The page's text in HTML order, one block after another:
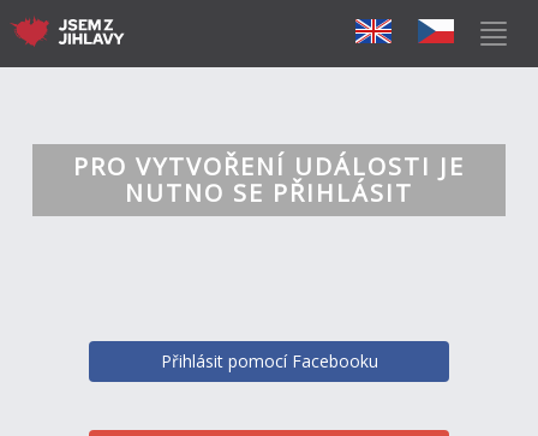
PRO VYTVOŘENÍ UDÁLOSTI JE
NUTNO SE PŘIHLÁSIT
Přihlásit pomocí Facebooku